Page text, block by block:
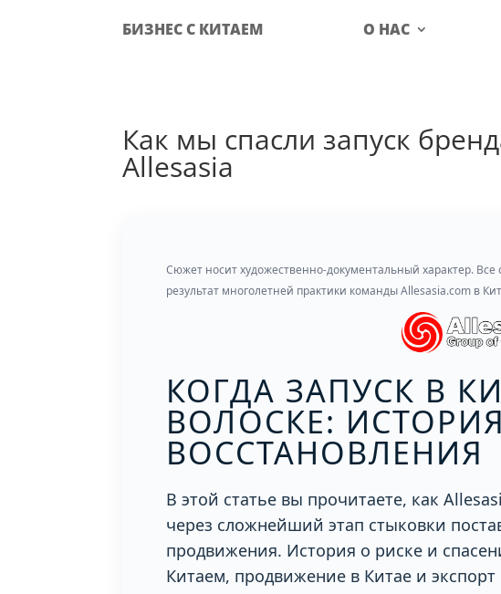
БИЗНЕС С КИТАЕМ О НАС
Как мы спасли запуск
Allesasia
Сюжет носит художественно-документальный характер.
результат многолетней практики команды Allesasia.com в
КОГДА ЗАПУСК В
ВОЛОСКЕ: ИСТОРИЯ
ВОССТАНОВЛЕНИЯ
В этой статье вы прочитаете, как
через сложнейший этап стыковки
продвижения. История о риске и
Китаем, продвижение в Китае и